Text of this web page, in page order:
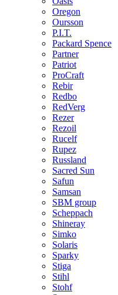
Oregon
Oursson
P.I.T.
Packard Spence
Partner
Patriot
ProCraft
Rebir
Redbo
RedVerg
Rezer
Rezoil
Rucelf
Rupez
Russland
Sacred Sun
Safun
Samsan
SBM group
Scheppach
Shineray
Simko
Solaris
Sparky
Stiga
Stihl
Stohf